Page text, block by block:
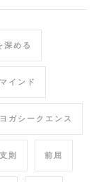
深める
マインド
ヨガシークエンス
則 前屈